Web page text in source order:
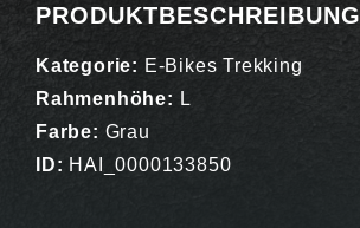
PRODUKTBESCHREIBUNG
Kategorie: E-Bikes Trekking
Rahmenhöhe: L
Farbe: Grau
ID: HAI_0000133850